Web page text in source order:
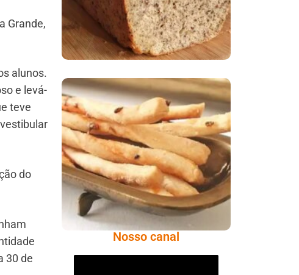
Grande,
alunos.
e levá-
teve
do
30 de
Comer Bem:
Palitinhos De Cebola
E Salsa
Nosso canal